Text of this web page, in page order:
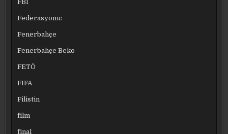
FBI
Federasyonu:
Fenerbahçe
Fenerbahçe Beko
FETÖ
FIFA
Filistin
film
final